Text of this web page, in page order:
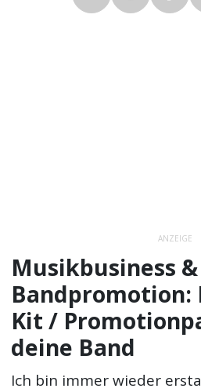
ANZEIGE
Musikbusiness &
Bandpromotion:
Kit /
deine Band
Ich bin immer wieder